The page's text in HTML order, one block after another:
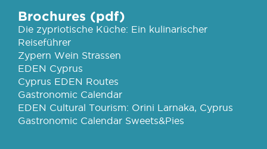
Brochures (pdf)
Die zypriotische Küche: Ein kulinarischer
Reiseführer
Zypern Wein Strassen
EDEN Cyprus
Cyprus EDEN Routes
Gastronomic Calendar
EDEN Cultural Tourism: Orini Larnaka, Cyprus
Gastronomic Calendar Sweets&Pies